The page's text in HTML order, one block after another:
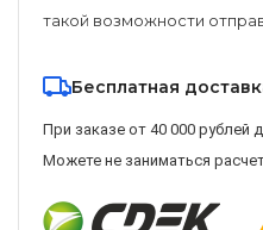
такой возможности
Бесплатная
При заказе от 40 000 рублей
Можете не заниматься